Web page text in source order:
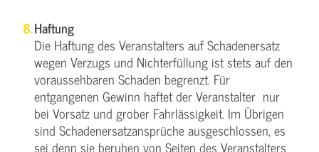
Haftung
Die Haftung des Veranstalters auf Schadenersatz
wegen Verzugs und Nichterfüllung ist stets auf den
voraussehbaren Schaden begrenzt. Für
entgangenen Gewinn haftet der Veranstalter nur
bei Vorsatz und grober Fahrlässigkeit. Im Übrigen
sind Schadenersatzansprüche ausgeschlossen, es
sei denn sie beruhen von Seiten des Veranstalters